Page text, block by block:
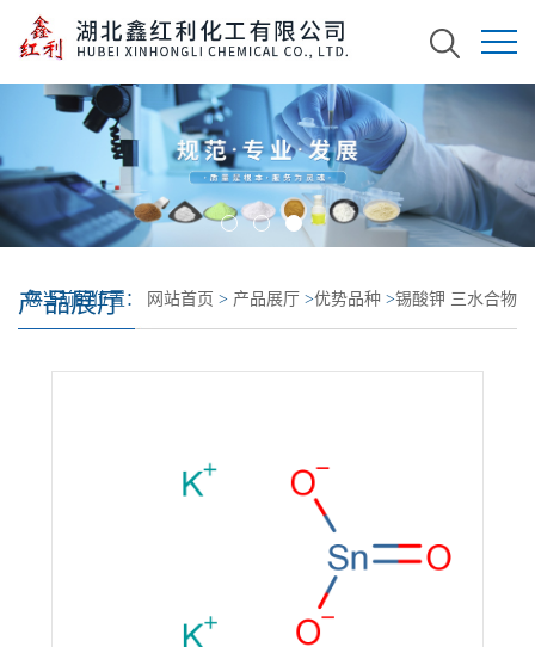
产品展厅
您当前的位置： 网站首页 > 产品展厅 >优势品种 >锡酸钾 三水合物